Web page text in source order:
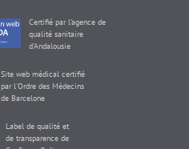
Certifié par l'agence de
qualité sanitaire
d'Andalousie
Site web médical certifié
par l'Ordre des Médecins
de Barcelone
Label de qualité et
de transparence de